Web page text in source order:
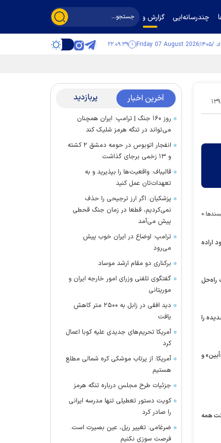
چندرسانه‌ایی گزارش و گفت‌وگو
Friday 07 August 2026 ۲۲:۰۹:۴۰
۲۹
۰
اراده
راه‌حل
را
و
همه
آخرین اخبار پربازدید
روز ۱۶۰ جنگ | ترامپ: ایران همچنان
می‌تواند در تنگه هرمز شلیک کند
انفجار اتوبوس در حومه دمشق ۲ کشته
و ۱۳ زخمی برجای گذاشت
قالیباف: واقعیت‌ها را بپذیرید و به
تعهدات‌تان عمل کنید
پزشکیان: اگر ارز ترجیحی را حذف
نمی‌کردیم، قطعا در زمان جنگ قحطی
پیش می‌آمد
ترامپ: اوضاع در ایران خوب پیش
می‌رود
برکناری دو مقام ارشد موساد
گفتگوی تلفنی وزرای امور خارجه ایران و
موریتانی
دید افقی در زابل به ۲۵۰۰ متر کاهش
یافت
آمریکا تحریم‌های جدیدی علیه کوبا اعمال
کرد
آمریکا: از پرتاب موشکی کره شمالی مطلع
هستیم
جزئیات طرح مجلس درباره تنگه هرمز
کویت دستور تعطیلی تنها مدرسه ایرانی
را صادر کرد
ضرغامی: تغییر ریل، عین بصیرت است.
فرصت سوزی نکنیم